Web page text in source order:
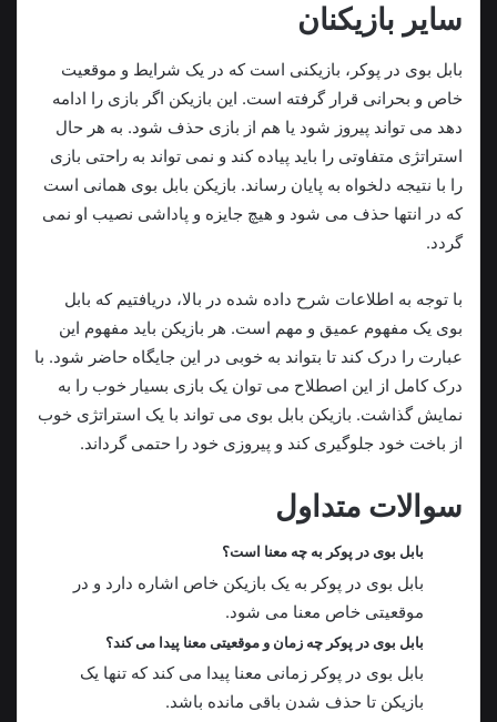
سایر بازیکنان
بابل بوی در پوکر، بازیکنی است که در یک شرایط و موقعیت
خاص و بحرانی قرار گرفته است. این بازیکن اگر بازی را ادامه
دهد می تواند پیروز شود یا هم از بازی حذف شود. به هر حال
استراتژی متفاوتی را باید پیاده کند و نمی تواند به راحتی بازی
را با نتیجه دلخواه به پایان رساند‌. بازیکن بابل بوی همانی است
که در انتها حذف می شود و هیچ جایزه و پاداشی نصیب او نمی
گردد.
با توجه به اطلاعات شرح داده شده در بالا، دریافتیم که بابل
بوی یک مفهوم عمیق و مهم است. هر بازیکن باید مفهوم این
عبارت را درک کند تا بتواند به خوبی در این جایگاه حاضر شود. با
درک کامل از این اصطلاح می توان یک بازی بسیار خوب را به
نمایش گذاشت. بازیکن بابل بوی می تواند با یک استراتژی خوب
از باخت خود جلوگیری کند و پیروزی خود را حتمی گرداند.
سوالات متداول
بابل بوی در پوکر به چه معنا است؟
بابل بوی در پوکر به یک بازیکن خاص اشاره دارد و در
موقعیتی خاص معنا می شود.
بابل بوی در پوکر چه زمان و موقعیتی معنا پیدا می کند؟
بابل بوی در پوکر زمانی معنا پیدا می کند که تنها یک
بازیکن تا حذف شدن باقی مانده باشد.